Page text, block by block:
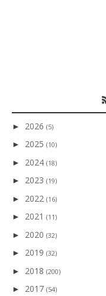
► 2026 (5)
► 2025 (10)
► 2024 (18)
► 2023 (19)
► 2022 (16)
► 2021 (11)
► 2020 (32)
► 2019 (32)
► 2018 (200)
► 2017 (54)